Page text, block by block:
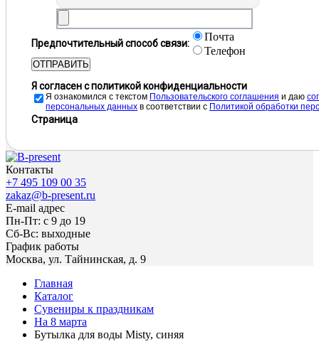
Предпочтительный способ связи:
Почта
Телефон
ОТПРАВИТЬ
Я согласен с политикой конфиденциальности
Я ознакомился с текстом Пользовательского соглашения и даю
персональных данных в соответствии с Политикой обработки
Страница
Контакты
+7 495 109 00 35
zakaz@b-present.ru
E-mail адрес
Пн-Пт: с 9 до 19
Сб-Вс: выходные
График работы
Москва, ул. Тайнинская, д. 9
Главная
Каталог
Сувениры к праздникам
На 8 марта
Бутылка для воды Misty, синяя